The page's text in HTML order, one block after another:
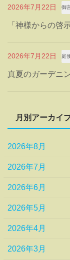
2026年7月22日 御
「神様からの啓
2026年7月22日 庭
真夏のガーデニ
月別アーカイ
2026年8月
2026年7月
2026年6月
2026年5月
2026年4月
2026年3月